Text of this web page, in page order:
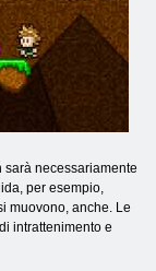
necessariamente
per esempio,
muovono, anche. Le
intrattenimento e